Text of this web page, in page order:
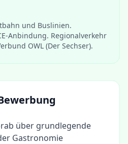
und Buslinien.
Anbindung. Regionalverkehr
OWL (Der Sechser).
über grundlegende
Gastronomie